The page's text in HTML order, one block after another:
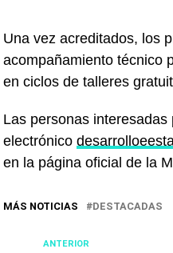
Una vez acreditados, los
acompañamiento técnico
en ciclos de talleres
Las personas
electrónico
en la página oficial de la
MÁS NOTICIAS DESTACADAS
ANTERIOR